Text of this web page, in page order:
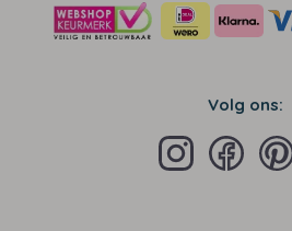
Volg ons: